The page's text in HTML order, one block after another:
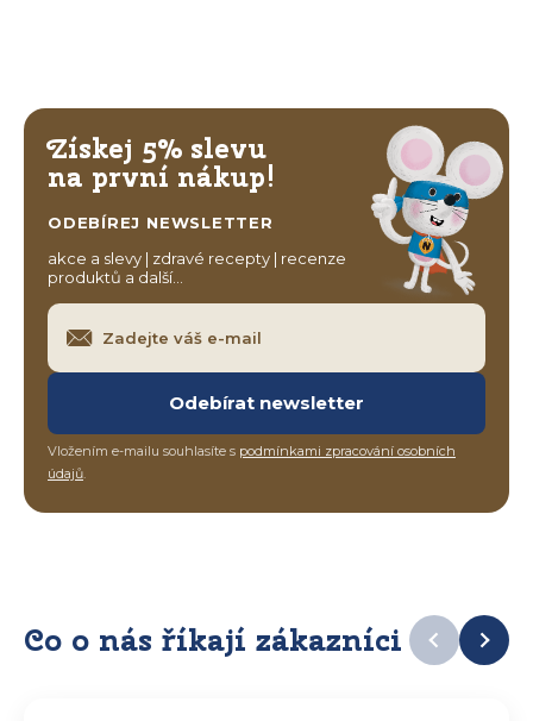
Získej 5% slevu
na první nákup!
ODEBÍREJ NEWSLETTER
akce a slevy | zdravé recepty | recenze
produktů a další…
Odebírat newsletter
Vložením e-mailu souhlasíte s podmínkami zpracování osobních
údajů.
Co o nás říkají zákazníci